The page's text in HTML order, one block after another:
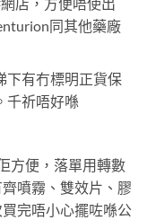
同其他藥廠
下有冇標明正貨保
千祈唔好喺
方便，落單用轉數
噴霧、雙效片、膠
完唔小心擺咗喺公